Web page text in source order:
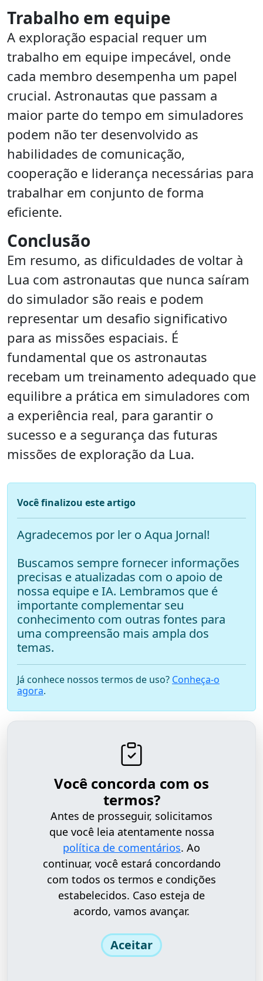
Trabalho em equipe
A exploração espacial requer um
trabalho em equipe impecável, onde
cada membro desempenha um papel
crucial. Astronautas que passam a
maior parte do tempo em simuladores
podem não ter desenvolvido as
habilidades de comunicação,
cooperação e liderança necessárias para
trabalhar em conjunto de forma
eficiente.
Conclusão
Em resumo, as dificuldades de voltar à
Lua com astronautas que nunca saíram
do simulador são reais e podem
representar um desafio significativo
para as missões espaciais. É
fundamental que os astronautas
recebam um treinamento adequado que
equilibre a prática em simuladores com
a experiência real, para garantir o
sucesso e a segurança das futuras
missões de exploração da Lua.
Você finalizou este artigo
Agradecemos por ler o Aqua Jornal!
Buscamos sempre fornecer informações
precisas e atualizadas com o apoio de
nossa equipe e IA. Lembramos que é
importante complementar seu
conhecimento com outras fontes para
uma compreensão mais ampla dos
temas.
Já conhece nossos termos de uso? Conheça-o
agora.
Você concorda com os
termos?
Antes de prosseguir, solicitamos
que você leia atentamente nossa
política de comentários. Ao
continuar, você estará concordando
com todos os termos e condições
estabelecidos. Caso esteja de
acordo, vamos avançar.
Aceitar